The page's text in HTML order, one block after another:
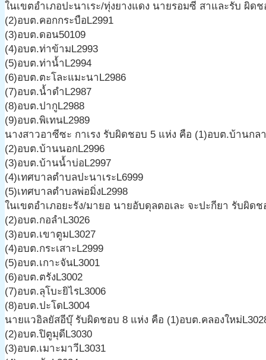
ในเขตอำเภอปะนาเระ/ทุ่งยางแดง นายรอมซี สาและรับ ผิด
(2)อบต.คอกกระบือL2991
(3)อบต.ดอน50109
(4)อบต.ท่าข้ามL2993
(5)อบต.ท่าน้ำL2994
(6)อบต.ตะโละแมะนาL2986
(7)อบต.น้ำดำL2987
(8)อบต.ปากูL2988
(9)อบต.พิเทนL2989
นางสาวอาซีซะ กาเรง รับผิดชอบ 5 แห่ง คือ (1)อบต.บ้านกลา
(2)อบต.บ้านนอกL2996
(3)อบต.บ้านน้ำบ่อL2997
(4)เทศบาลตำบลปะนาเระL6999
(5)เทศบาลตำบลพ่อมิ่งL2998
ในเขตอำเภอยะรัง/มายอ นายอับดุลตอเละ จะปะกียา รับผิด
(2)อบต.กอลำL3026
(3)อบต.เขาตูมL3027
(4)อบต.กระเสาะL2999
(5)อบต.เกาะจันL3001
(6)อบต.ตรังL3002
(7)อบต.ลุโบะยิไรL3006
(8)อบต.ปะโดL3004
นายแวอิลยัสอีบุ๊ รับผิดชอบ 8 แห่ง คือ (1)อบต.คลองใหม่
(2)อบต.ปิตูมุดีL3030
(3)อบต.เมาะมาวีL3031